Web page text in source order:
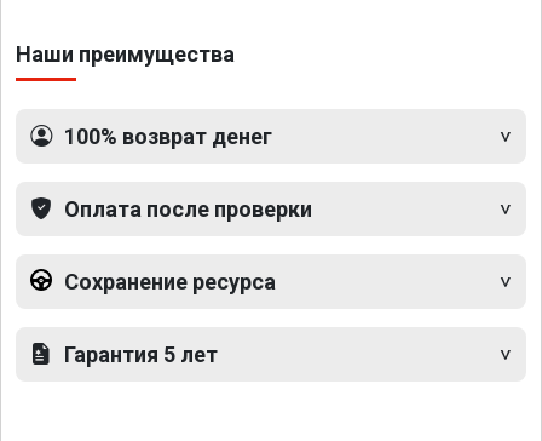
Наши преимущества
100% возврат денег
Оплата после проверки
Сохранение ресурса
Гарантия 5 лет